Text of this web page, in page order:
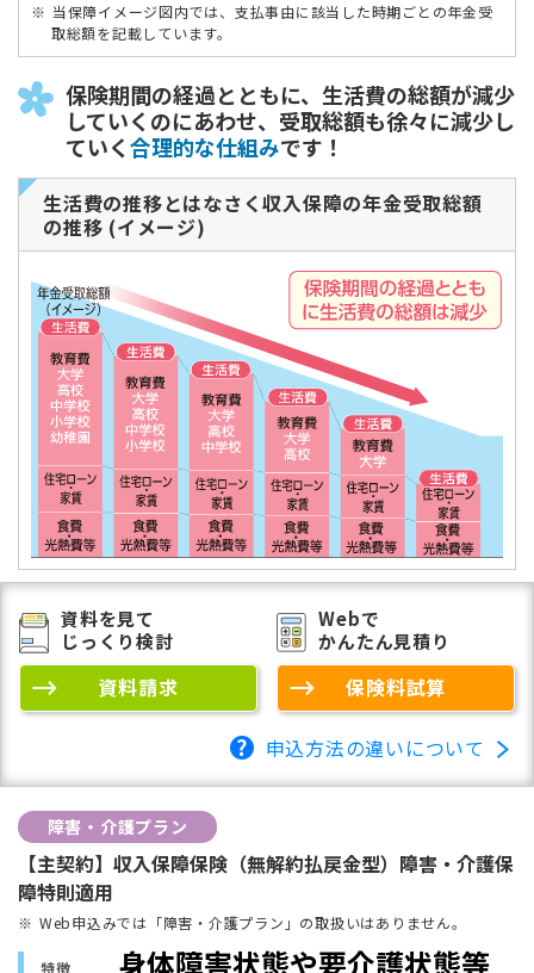
当保障イメージ図内では、支払事由に該当した時期ごとの年金受
取総額を記載しています。
保険期間の経過とともに、生活費の総額が減少
していくのにあわせ、受取総額も徐々に減少し
ていく合理的な仕組みです！
生活費の推移とはなさく収入保障の年金受取総額
の推移 (イメージ)
資料を見て
じっくり検討
資料請求
Webで
かんたん見積り
保険料試算
申込方法の違いについて
障害・介護プラン
【主契約】収入保障保険（無解約払戻金型）障害・介護保
障特則適用
Web申込みでは「障害・介護プラン」の取扱いはありません。
特徴 身体障害状態や要介護状態等